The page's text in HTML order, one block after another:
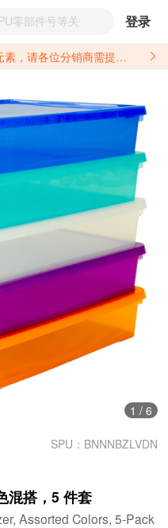
登录
品信息后进行上架，以免造成您不必要损失。 汽配产品上架注意事项： 不同第三方平台对于适配车型等信息的填写要求各有不同。例如：亚马逊明确禁止在产品标题、卖点和描述中直接使用适配车型的年份、品牌和型号信息；请您仔细研究并熟悉所销售平台关于汽配产品上架销售的具体规则，如果因上架的汽配产品信息填写不符合所销售平台要求，产生违规/侵权等问题所造成的损失需您自行承担。
1 / 6
SPU：BNNNBZLVDN
混搭，5 件套
Assorted Colors, 5-Pack